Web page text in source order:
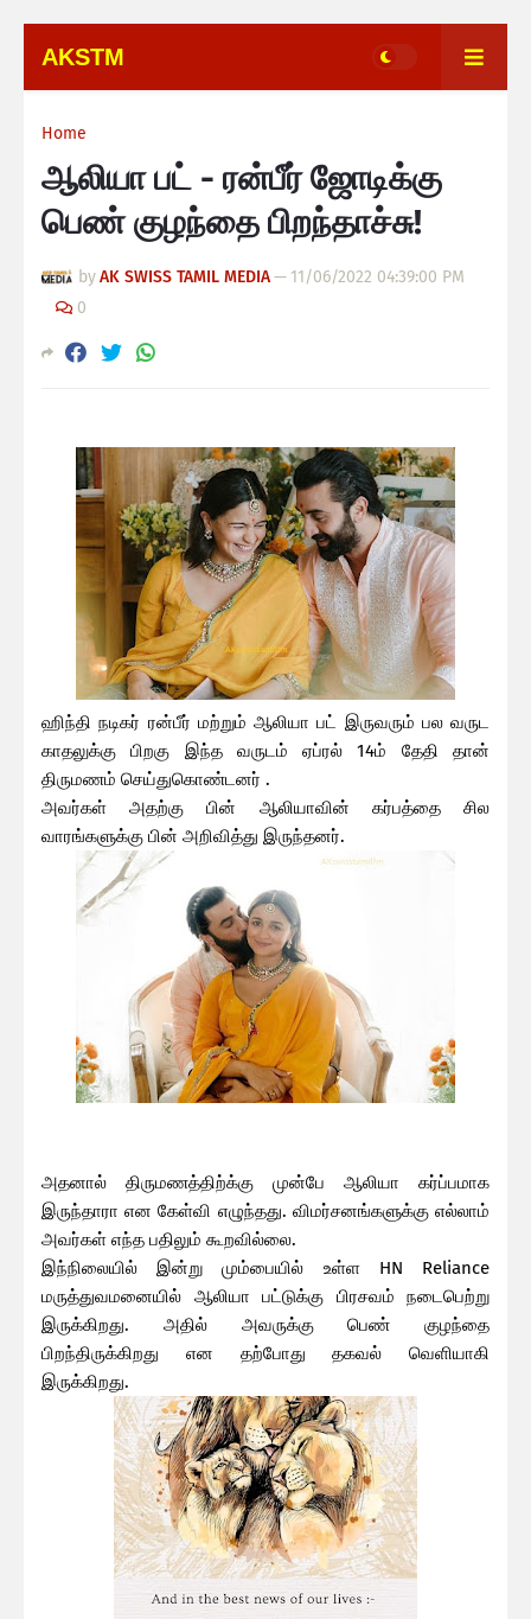
AKSTM
Home
ஆலியா பட் - ரன்பீர் ஜோடிக்கு
பெண் குழந்தை பிறந்தாச்சு!
byAK SWISS TAMIL MEDIA— 11/06/2022 04:39:00 PM
0
ஹிந்தி நடிகர் ரன்பீர் மற்றும் ஆலியா பட் இருவரும் பல வருட
காதலுக்கு பிறகு இந்த வருடம் ஏப்ரல் 14ம் தேதி தான்
திருமணம் செய்துகொண்டனர் .
அவர்கள் அதற்கு பின் ஆலியாவின் கர்பத்தை சில
வாரங்களுக்கு பின் அறிவித்து இருந்தனர்.
அதனால் திருமணத்திற்க்கு முன்பே ஆலியா கர்ப்பமாக
இருந்தாரா என கேள்வி எழுந்தது. விமர்சனங்களுக்கு எல்லாம்
அவர்கள் எந்த பதிலும் கூறவில்லை.
இந்நிலையில் இன்று மும்பையில் உள்ள HN Reliance
மருத்துவமனையில் ஆலியா பட்டுக்கு பிரசவம் நடைபெற்று
இருக்கிறது. அதில் அவருக்கு பெண் குழந்தை
பிறந்திருக்கிறது என தற்போது தகவல் வெளியாகி
இருக்கிறது.